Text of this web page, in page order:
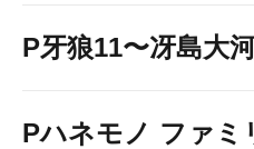
P牙狼11〜冴島大
Pハネモノ ファミ